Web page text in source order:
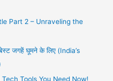
Part 2 – Unraveling the
जगहें घूमने के लिए (India’s
Tools You Need Now!